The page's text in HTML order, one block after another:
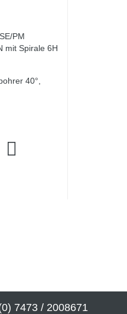
40°,
7473 / 2008671